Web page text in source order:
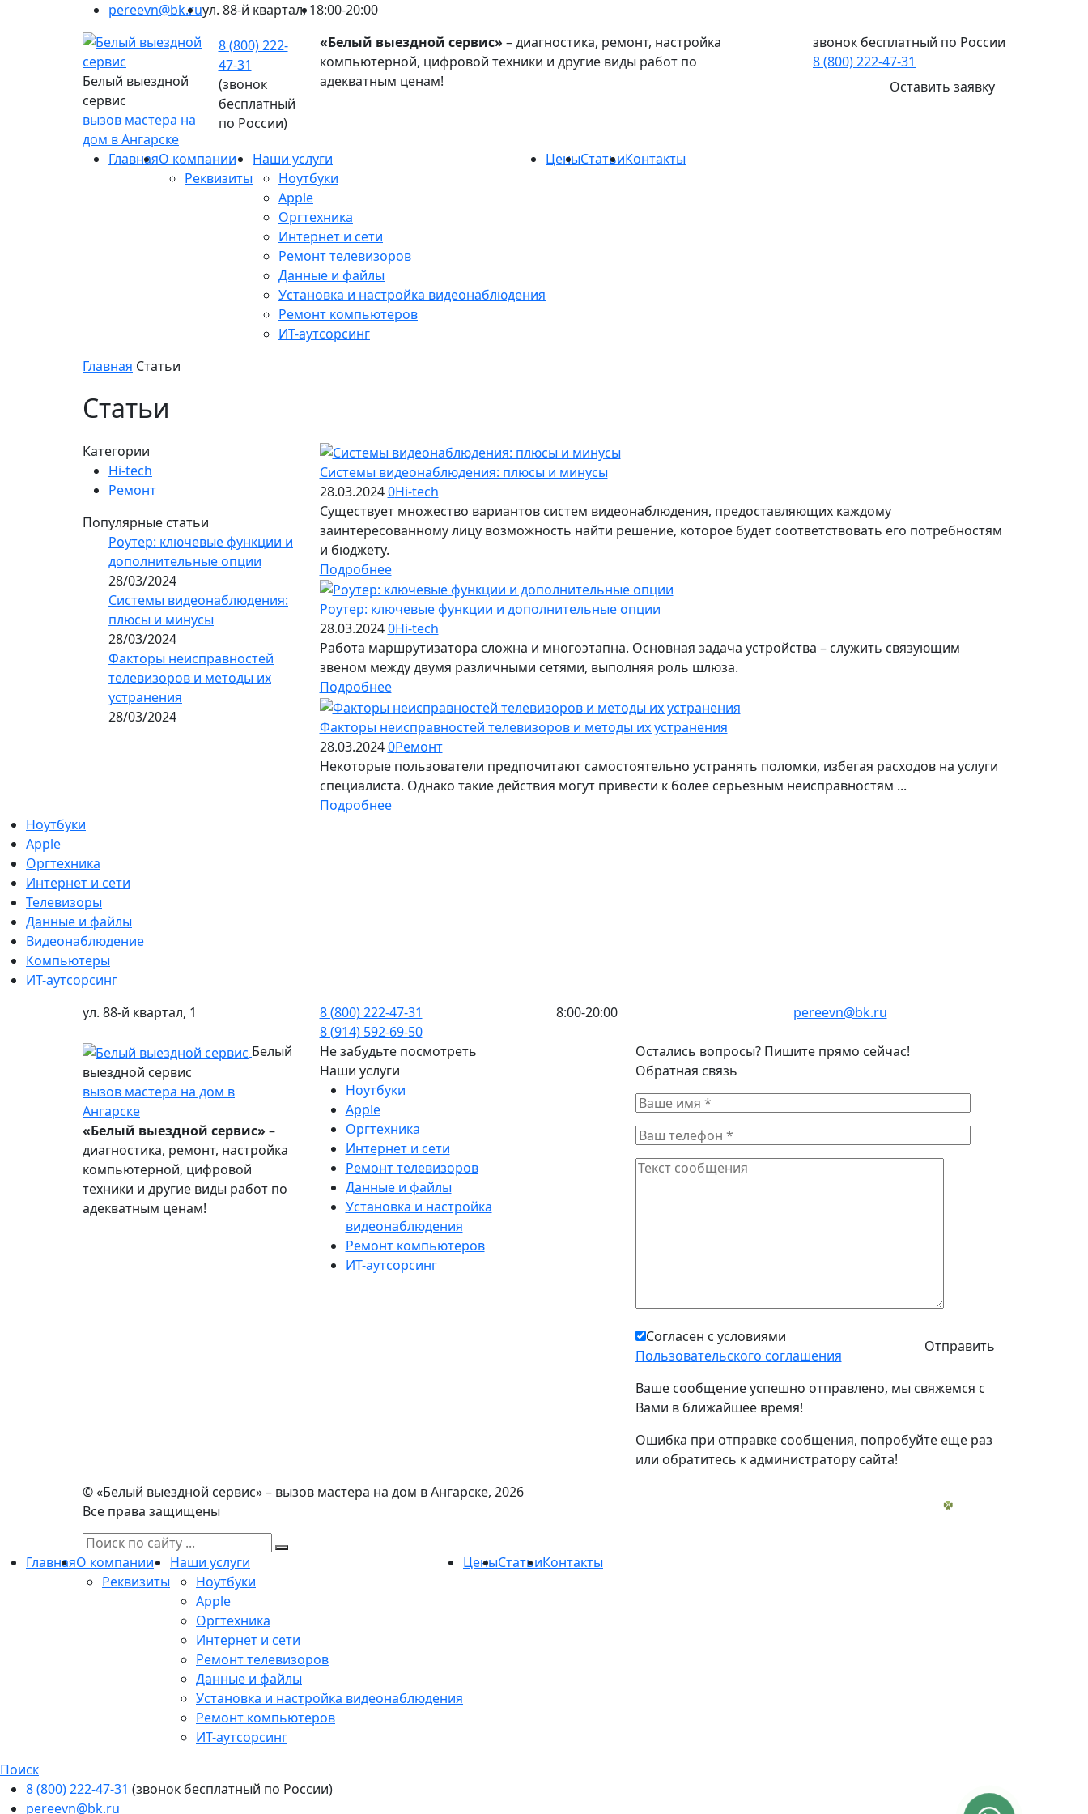
pereevn@bk.ruул. 88-й квартал, 18:00-20:00
Белый выездной
сервис
вызов мастера на
дом в Ангарске
8 (800) 222-
47-31
(звонок
бесплатный
по России)
«Белый выездной сервис» – диагностика, ремонт, настройка
компьютерной, цифровой техники и другие виды работ по
адекватным ценам!
звонок бесплатный по России
8 (800) 222-47-31
Оставить заявку
ГлавнаяО компании
Реквизиты
Наши услуги
Ноутбуки
Apple
Оргтехника
Интернет и сети
Ремонт телевизоров
Данные и файлы
Установка и настройка видеонаблюдения
Ремонт компьютеров
ИТ-аутсорсинг
ЦеныСтатьиКонтакты
Главная Статьи
Статьи
Системы видеонаблюдения: плюсы и минусы
28.03.20240Hi-tech
Существует множество вариантов систем видеонаблюдения, предоставляющих каждому
заинтересованному лицу возможность найти решение, которое будет соответствовать его потребностям
и бюджету.
Подробнее
Роутер: ключевые функции и дополнительные опции
28.03.20240Hi-tech
Работа маршрутизатора сложна и многоэтапна. Основная задача устройства – служить связующим
звеном между двумя различными сетями, выполняя роль шлюза.
Подробнее
Факторы неисправностей телевизоров и методы их устранения
28.03.20240Ремонт
Некоторые пользователи предпочитают самостоятельно устранять поломки, избегая расходов на услуги
специалиста. Однако такие действия могут привести к более серьезным неисправностям ...
Подробнее
Категории
Hi-tech
Ремонт
Популярные статьи
Роутер: ключевые функции и
дополнительные опции
28/03/2024
Системы видеонаблюдения:
плюсы и минусы
28/03/2024
Факторы неисправностей
телевизоров и методы их
устранения
28/03/2024
Ноутбуки
Apple
Оргтехника
Интернет и сети
Телевизоры
Данные и файлы
Видеонаблюдение
Компьютеры
ИТ-аутсорсинг
ул. 88-й квартал, 1
8 (800) 222-47-31
8 (914) 592-69-50
8:00-20:00 pereevn@bk.ru
Белый
выездной сервис
вызов мастера на дом в
Ангарске
«Белый выездной сервис» –
диагностика, ремонт, настройка
компьютерной, цифровой
техники и другие виды работ по
адекватным ценам!
Не забудьте посмотреть
Наши услуги
Ноутбуки
Apple
Оргтехника
Интернет и сети
Ремонт телевизоров
Данные и файлы
Установка и настройка
видеонаблюдения
Ремонт компьютеров
ИТ-аутсорсинг
Остались вопросы? Пишите прямо сейчас!
Обратная связь
Согласен с условиями
Пользовательского соглашения
Ваше сообщение успешно отправлено, мы свяжемся с
Вами в ближайшее время!
Ошибка при отправке сообщения, попробуйте еще раз
или обратитесь к администратору сайта!
© «Белый выездной сервис» – вызов мастера на дом в Ангарске, 2026
Все права защищены
ГлавнаяО компании
Реквизиты
Наши услуги
Ноутбуки
Apple
Оргтехника
Интернет и сети
Ремонт телевизоров
Данные и файлы
Установка и настройка видеонаблюдения
Ремонт компьютеров
ИТ-аутсорсинг
ЦеныСтатьиКонтакты
Поиск
8 (800) 222-47-31 (звонок бесплатный по России)
pereevn@bk.ru